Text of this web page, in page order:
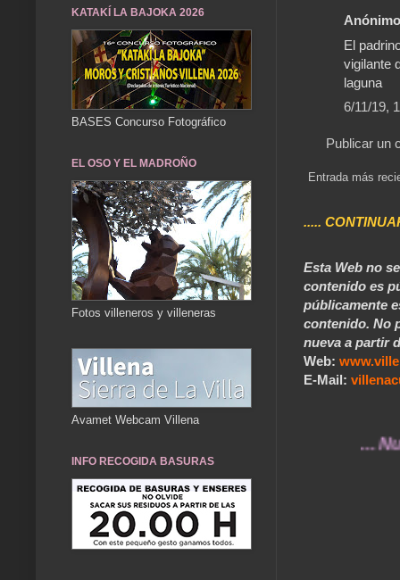
El
vigilante
laguna
6/11/19,
Publicar un
Entrada más
.....
Esta Web no
contenido es
públicamente
contenido. No
nueva a partir
Web:
E-Mail:
...
KATAKÍ LA BAJOKA 2026
BASES Concurso Fotográfico
EL OSO Y EL MADROÑO
Fotos villeneros y villeneras
Avamet Webcam Villena
INFO RECOGIDA BASURAS